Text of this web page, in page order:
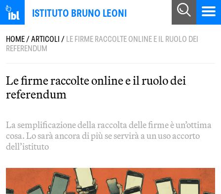
ISTITUTO BRUNO LEONI
HOME/ARTICOLI/LE FIRME RACCOLTE ONLINE E IL RUOLO DEI
REFERENDUM
Le firme raccolte online e il ruolo dei
referendum
La semplificazione della raccolta delle firme è un’ottima
cosa. Lo sarà ancora di più se servirà a un uso accorto
dell’istituto